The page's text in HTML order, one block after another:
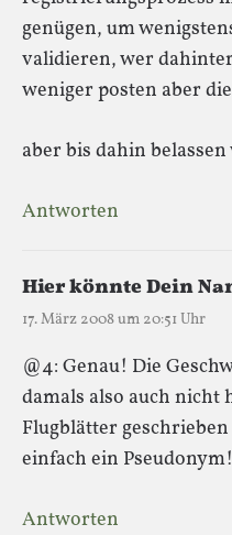
genügen, um
validieren, wer
weniger posten aber
aber bis dahin
Antworten
Hier könnte Dein
17. März 2008 um 20:51 Uhr
@4: Genau! Die
damals also auch nicht
Flugblätter
einfach ein
Antworten